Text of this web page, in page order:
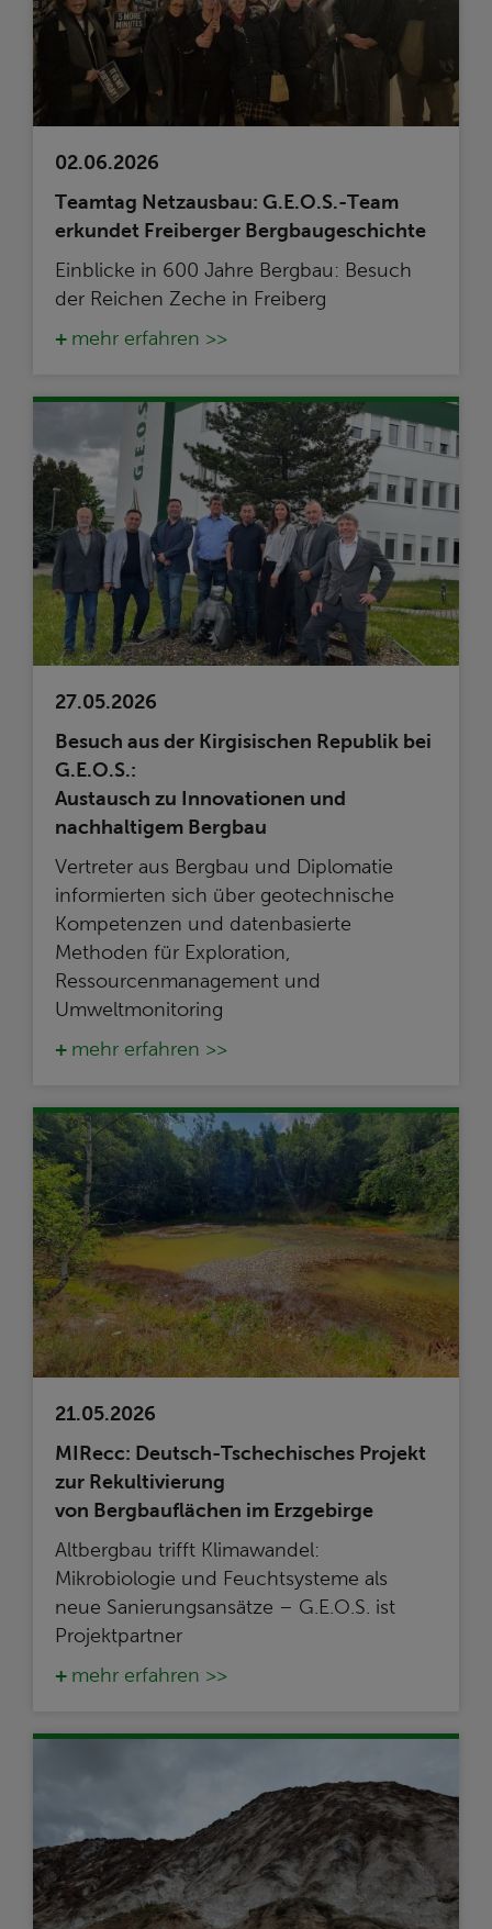
02.06.2026
Teamtag Netzausbau: G.E.O.S.-Team
erkundet Freiberger Bergbaugeschichte
Einblicke in 600 Jahre Bergbau: Besuch
der Reichen Zeche in Freiberg
mehr erfahren >>
27.05.2026
Besuch aus der Kirgisischen Republik bei
G.E.O.S.:
Austausch zu Innovationen und
nachhaltigem Bergbau
Vertreter aus Bergbau und Diplomatie
informierten sich über geotechnische
Kompetenzen und datenbasierte
Methoden für Exploration,
Ressourcenmanagement und
Umweltmonitoring
mehr erfahren >>
21.05.2026
MIRecc: Deutsch-Tschechisches Projekt
zur Rekultivierung
von Bergbauflächen im Erzgebirge
Altbergbau trifft Klimawandel:
Mikrobiologie und Feuchtsysteme als
neue Sanierungsansätze – G.E.O.S. ist
Projektpartner
mehr erfahren >>